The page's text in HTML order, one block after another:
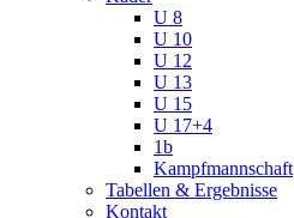
U 8
U 10
U 12
U 13
U 15
U 17+4
1b
Kampfmannschaft
Tabellen & Ergebnisse
Kontakt